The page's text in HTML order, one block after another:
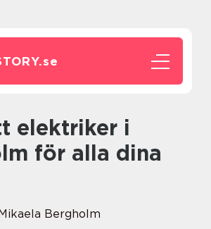
se
för alla dina
Bergholm